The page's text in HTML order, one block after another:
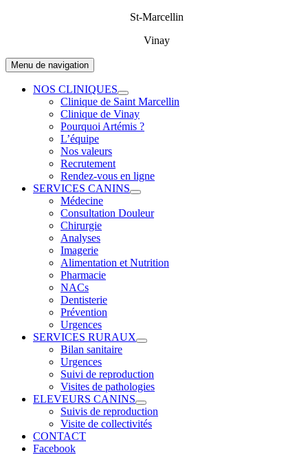
St-Marcellin
Vinay
Menu de navigation
NOS CLINIQUES
Clinique de Saint Marcellin
Clinique de Vinay
Pourquoi Artémis ?
L’équipe
Nos valeurs
Recrutement
Rendez-vous en ligne
SERVICES CANINS
Médecine
Consultation Douleur
Chirurgie
Analyses
Imagerie
Alimentation et Nutrition
Pharmacie
NACs
Dentisterie
Prévention
Urgences
SERVICES RURAUX
Bilan sanitaire
Urgences
Suivi de reproduction
Visites de pathologies
ELEVEURS CANINS
Suivis de reproduction
Visite de collectivités
CONTACT
Facebook